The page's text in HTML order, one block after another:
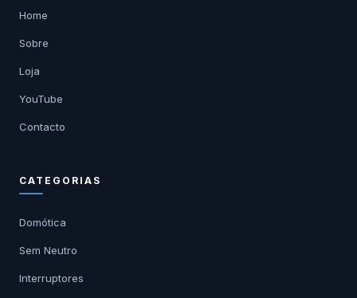
Home
Sobre
Loja
YouTube
Contacto
CATEGORIAS
Domótica
Sem Neutro
Interruptores